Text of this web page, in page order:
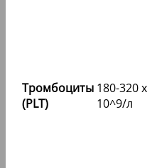
Тромбоциты
(PLT)
180-320 x
10^9/л